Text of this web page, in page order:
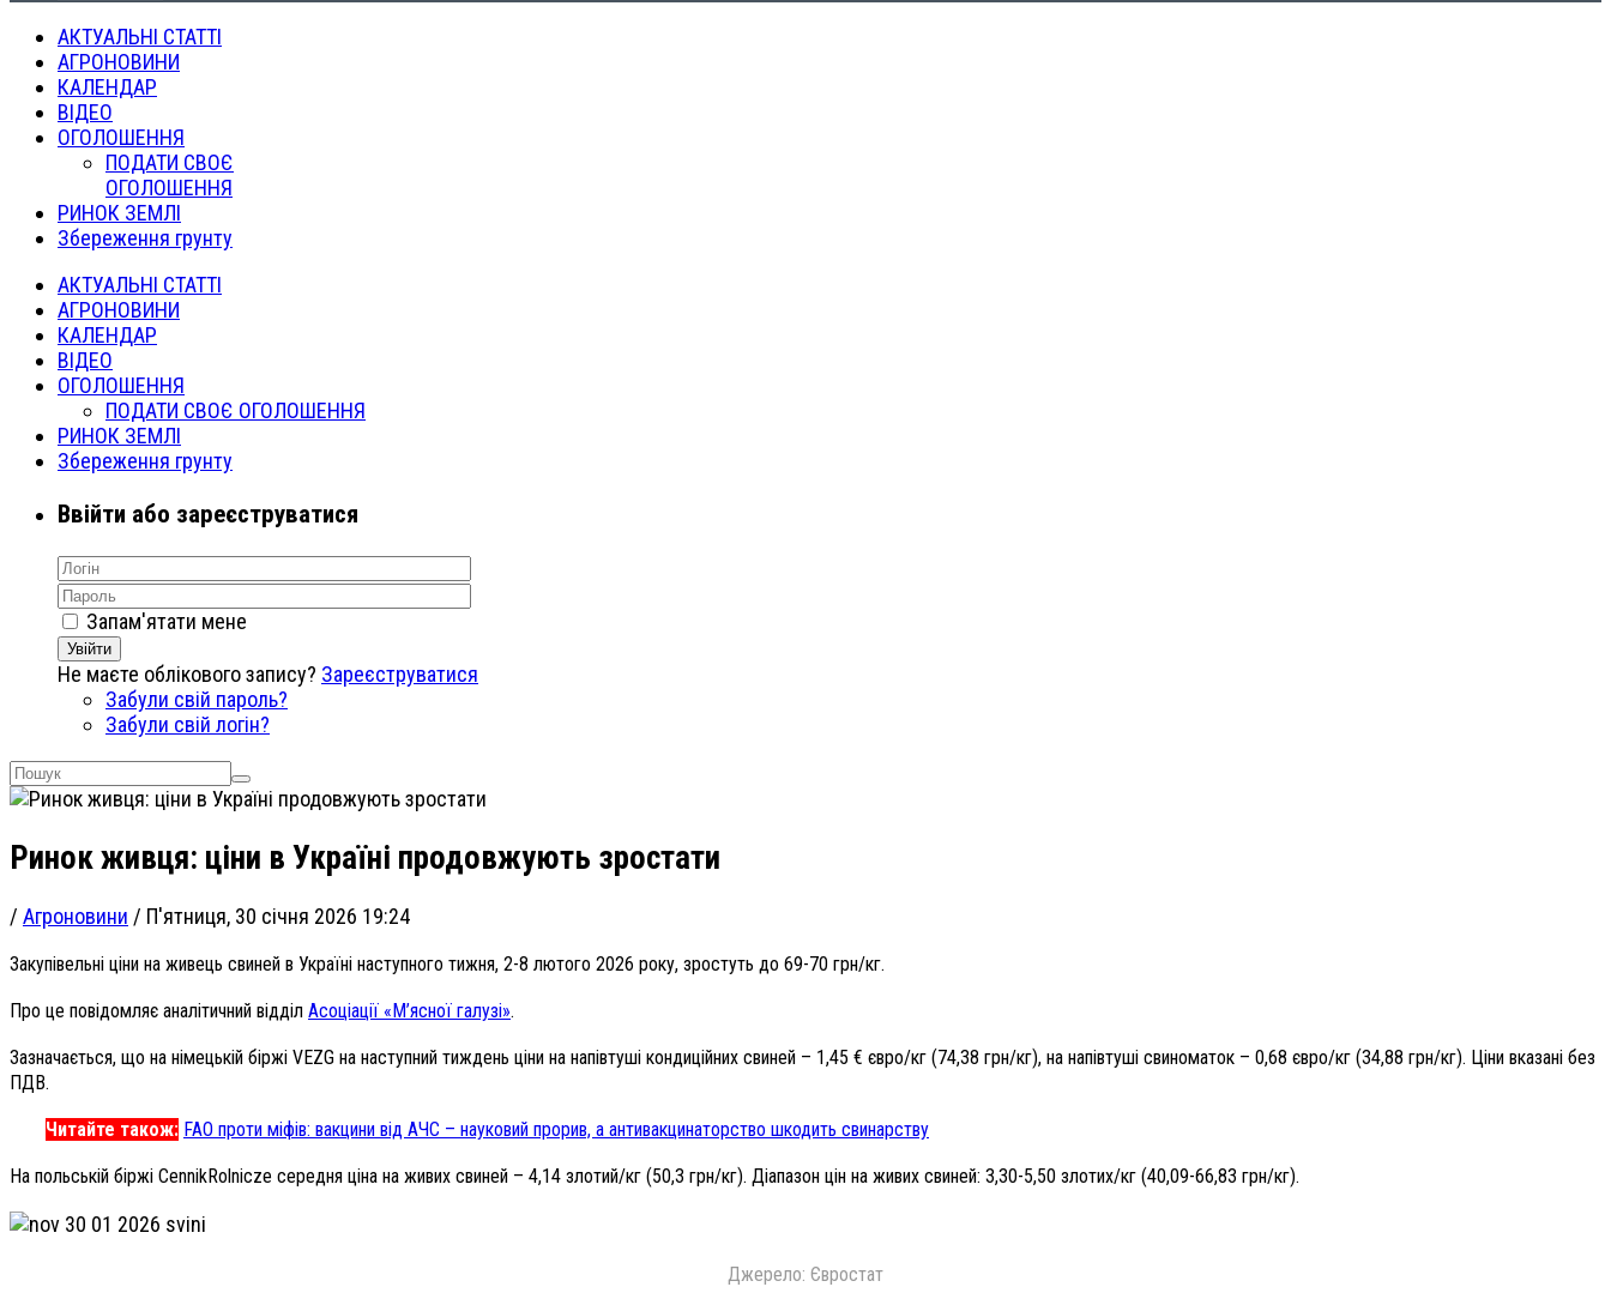
АКТУАЛЬНІ СТАТТІ
АГРОНОВИНИ
КАЛЕНДАР
ВІДЕО
ОГОЛОШЕННЯ
ПОДАТИ СВОЄ
ОГОЛОШЕННЯ
РИНОК ЗЕМЛІ
Збереження грунту
АКТУАЛЬНІ СТАТТІ
АГРОНОВИНИ
КАЛЕНДАР
ВІДЕО
ОГОЛОШЕННЯ
ПОДАТИ СВОЄ ОГОЛОШЕННЯ
РИНОК ЗЕМЛІ
Збереження грунту
Ввійти або зареєструватися
Запам'ятати мене
Увійти
Не маєте облікового запису? Зареєструватися
Забули свій пароль?
Забули свій логін?
Ринок живця: ціни в Україні продовжують зростати
/ Агроновини / П'ятниця, 30 січня 2026 19:24
Закупівельні ціни на живець свиней в Україні наступного тижня, 2-8 лютого 2026 року, зростуть до 69-70 грн/кг.
Про це повідомляє аналітичний відділ Асоціації «М’ясної галузі».
Зазначається, що на німецькій біржі VEZG на наступний тиждень ціни на напівтуші кондиційних свиней – 1,45 € євро/кг (74,38 грн/кг), на напівтуші свиноматок – 0,68 євро/кг (34,88 грн/кг). Ціни вказані без
ПДВ.
Читайте також: FAO проти міфів: вакцини від АЧС – науковий прорив, а антивакцинаторство шкодить свинарству
На польській біржі CennikRolnicze середня ціна на живих свиней – 4,14 злотий/кг (50,3 грн/кг). Діапазон цін на живих свиней: 3,30-5,50 злотих/кг (40,09-66,83 грн/кг).
Джерело: Євростат